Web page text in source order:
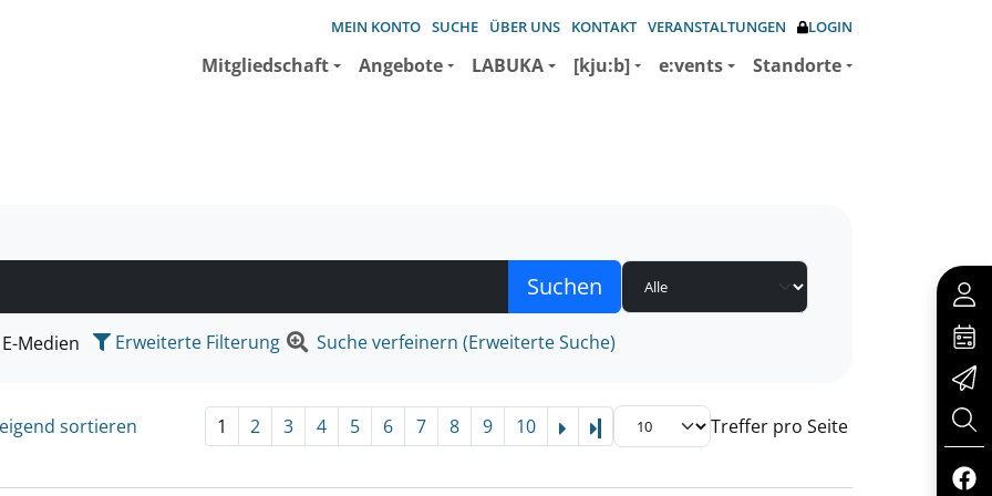
MEIN KONTO SUCHE ÜBER UNS KONTAKT VERANSTALTUNGEN LOGIN
Mitgliedschaft Angebote LABUKA [kju:b] e:vents Standorte
suchen wollen.
E-Medien Erweiterte Filterung Suche verfeinern (Erweiterte Suche)
sortieren 1 2 3 4 5 6 7 8 9 10 Letzte Seite Treffer pro Seite